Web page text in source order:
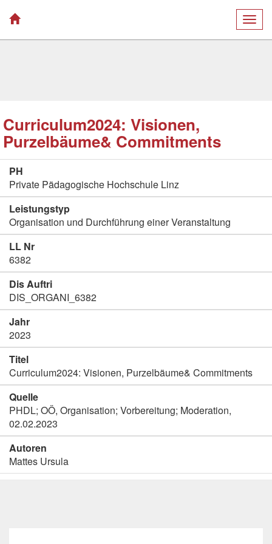
Curriculum2024: Visionen,
Purzelbäume& Commitments
PH
Private Pädagogische Hochschule Linz
Leistungstyp
Organisation und Durchführung einer Veranstaltung
LL Nr
6382
Dis Auftri
DIS_ORGANI_6382
Jahr
2023
Titel
Curriculum2024: Visionen, Purzelbäume& Commitments
Quelle
PHDL; OÖ, Organisation; Vorbereitung; Moderation,
02.02.2023
Autoren
Mattes Ursula